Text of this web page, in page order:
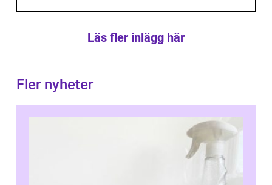
Läs fler inlägg här
Fler nyheter